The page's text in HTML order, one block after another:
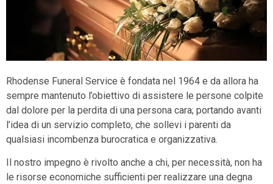
Rhodense Funeral Service è fondata nel 1964 e da allora ha
sempre mantenuto l’obiettivo di assistere le persone colpite
dal dolore per la perdita di una persona cara; portando avanti
l’idea di un servizio completo, che sollevi i parenti da
qualsiasi incombenza burocratica e organizzativa.
Il nostro impegno è rivolto anche a chi, per necessità, non ha
le risorse economiche sufficienti per realizzare una degna